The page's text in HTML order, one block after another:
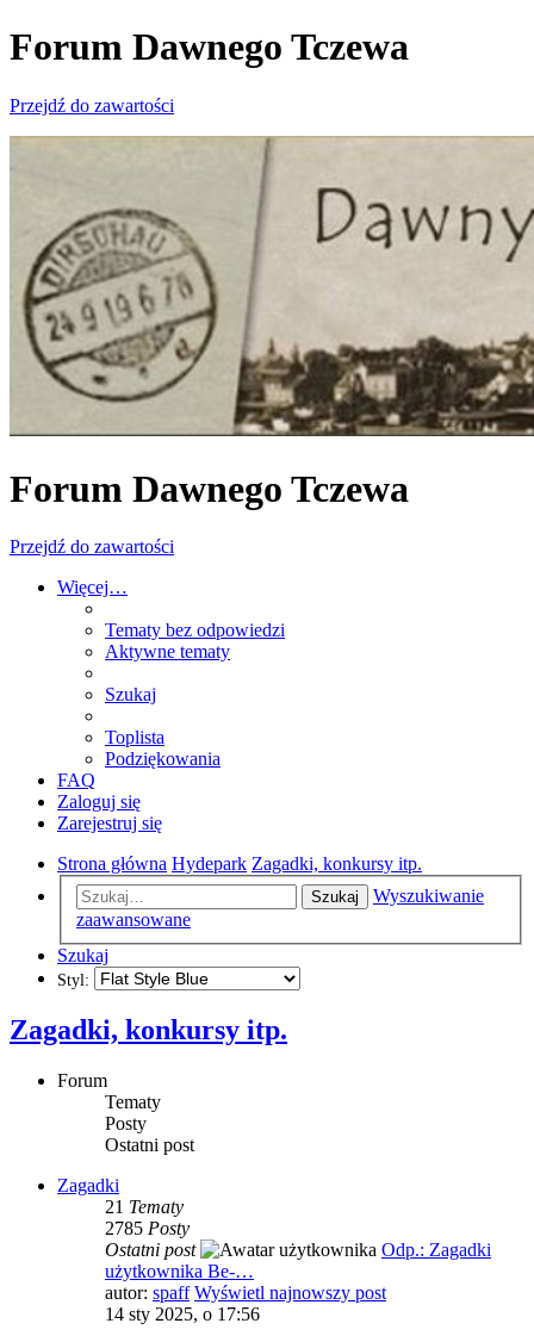
Forum Dawnego Tczewa
Przejdź do zawartości
Forum Dawnego Tczewa
Przejdź do zawartości
Więcej…
Tematy bez odpowiedzi
Aktywne tematy
Szukaj
Toplista
Podziękowania
FAQ
Zaloguj się
Zarejestruj się
Strona główna Hydepark Zagadki, konkursy itp.
Szukaj
Wyszukiwanie
zaawansowane
Szukaj
Styl:
Zagadki, konkursy itp.
Forum
Tematy
Posty
Ostatni post
Zagadki
21 Tematy
2785 Posty
Ostatni post
Odp.: Zagadki
użytkownika Be-…
autor: spaff Wyświetl najnowszy post
14 sty 2025, o 17:56